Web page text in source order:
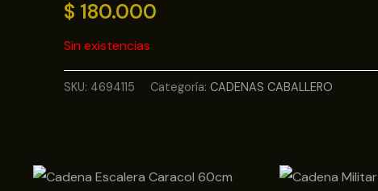
$ 180.000
Sin existencias
SKU: 4694115 Categoría: CADENAS CABALLERO